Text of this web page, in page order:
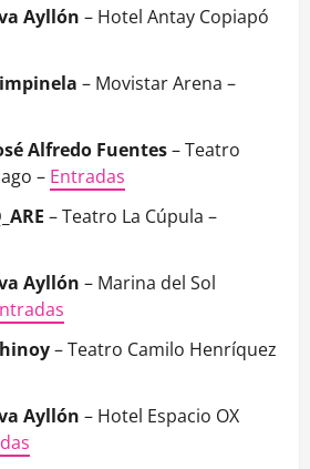
Ayllón – Hotel Antay Copiapó
– Movistar Arena –
Alfredo Fuentes– Teatro
– Entradas
– Teatro La Cúpula –
Ayllón – Marina del Sol
– Teatro Camilo Henríquez
Ayllón – Hotel Espacio OX